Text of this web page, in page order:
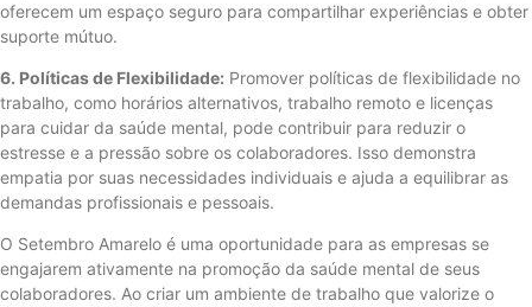
oferecem um espaço seguro para compartilhar experiências e obter
suporte mútuo.
6. Políticas de Flexibilidade: Promover políticas de flexibilidade no
trabalho, como horários alternativos, trabalho remoto e licenças
para cuidar da saúde mental, pode contribuir para reduzir o
estresse e a pressão sobre os colaboradores. Isso demonstra
empatia por suas necessidades individuais e ajuda a equilibrar as
demandas profissionais e pessoais.
O Setembro Amarelo é uma oportunidade para as empresas se
engajarem ativamente na promoção da saúde mental de seus
colaboradores. Ao criar um ambiente de trabalho que valorize o